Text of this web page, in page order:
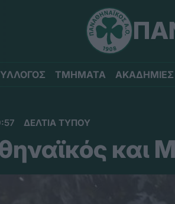
ΤΜΗΜΑΤΑ ΑΚΑΔΗΜΙΕΣ
ΔΕΛΤΙΑ ΤΥΠΟΥ
και